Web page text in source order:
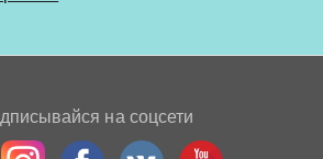
на соцсети